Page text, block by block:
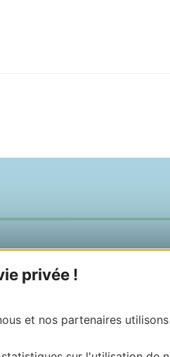
privée !
et nos partenaires